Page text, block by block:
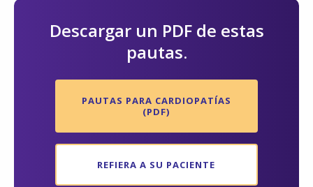
Descargar un PDF de estas
pautas.
PAUTAS PARA CARDIOPATÍAS
(PDF)
REFIERA A SU PACIENTE